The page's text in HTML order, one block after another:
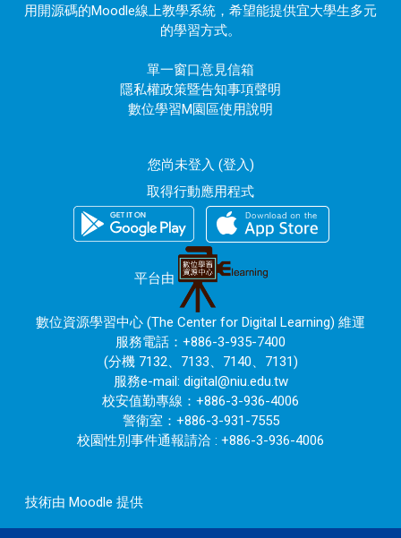
用開源碼的Moodle線上教學系統，希望能提供宜大學生多元
的學習方式。
單一窗口意見信箱
隱私權政策暨告知事項聲明
數位學習M園區使用說明
您尚未登入 (登入)
取得行動應用程式
平台由
數位資源學習中心 (The Center for Digital Learning) 維運
服務電話：+886-3-935-7400
(分機 7132、7133、7140、7131)
服務e-mail: digital@niu.edu.tw
校安值勤專線：+886-3-936-4006
警衛室：+886-3-931-7555
校園性別事件通報請洽 : +886-3-936-4006
技術由 Moodle 提供